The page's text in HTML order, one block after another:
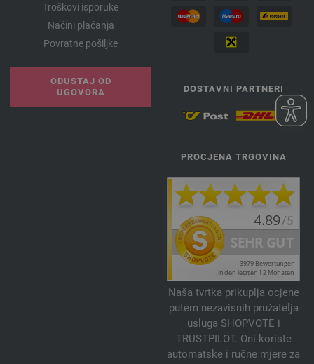
Troškovi isporuke
Načini plaćanja
Povratne pošiljke
ODUSTAJ OD
UGOVORA
DOSTAVNI PARTNERI
PROCJENA TRGOVINA
Naša tvrtka prikuplja ocjene
putem nezavisnih pružatelja
usluga SHOPVOTE i
TRUSTPILOT. Oni koriste
automatske i ručne mjere za